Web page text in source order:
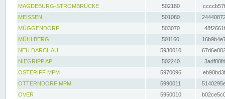
MAGDEBURG-STROMBRÜCKE
502180
MEISSEN
501080
MÜGGENDORF
503070
MÜHLBERG
501160
NEU DARCHAU
5930010
NIEGRIPP AP
502240
OSTERIFF MPM
5970096
OTTERNDORF MPM
5990011
OVER
5950010